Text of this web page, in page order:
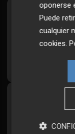
Todos los
Plaza
oponerse
Puede
cualquier
cookies.